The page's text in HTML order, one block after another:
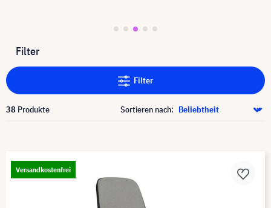
Filter
Filter
38 Produkte Sortieren nach:
Versandkostenfrei